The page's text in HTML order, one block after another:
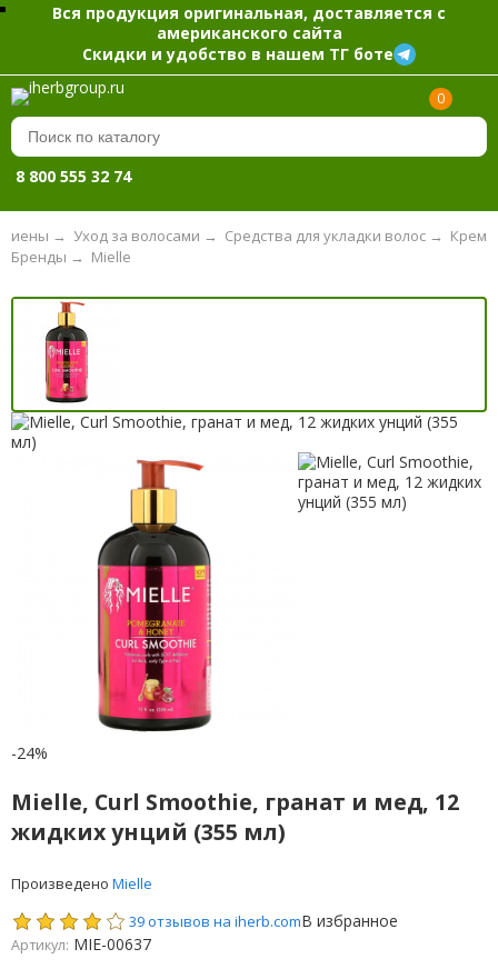
Вся продукция оригинальная, доставляется с
американского сайта
Скидки и удобство в нашем ТГ боте
0
8 800 555 32 74
→ Уход за волосами → Средства для укладки волос → Крем
Mielle
Бренды →
-24%
Mielle, Curl Smoothie, гранат и мед, 12
жидких унций (355 мл)
Произведено Mielle
39 отзывов на iherb.comВ избранное
Артикул: MIE-00637